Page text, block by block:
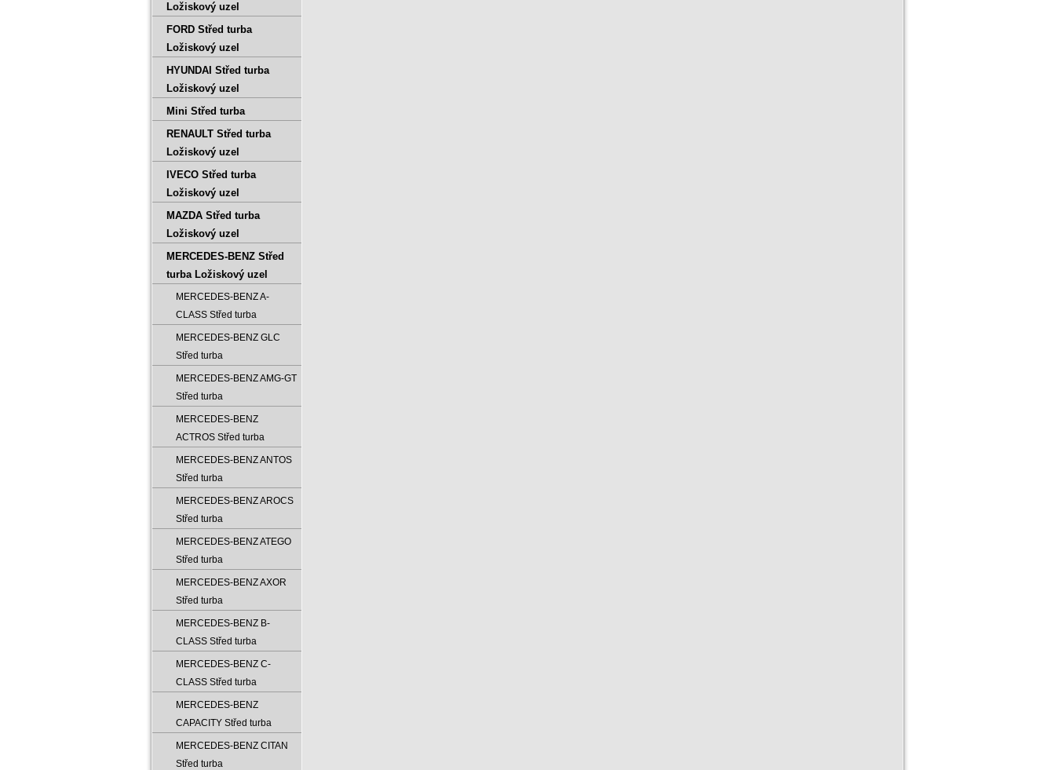
Ložiskový uzel
FORD Střed turba
Ložiskový uzel
HYUNDAI Střed turba
Ložiskový uzel
Mini Střed turba
RENAULT Střed turba
Ložiskový uzel
IVECO Střed turba
Ložiskový uzel
MAZDA Střed turba
Ložiskový uzel
MERCEDES-BENZ Střed
turba Ložiskový uzel
MERCEDES-BENZ A-
CLASS Střed turba
MERCEDES-BENZ GLC
Střed turba
MERCEDES-BENZ AMG-GT
Střed turba
MERCEDES-BENZ
ACTROS Střed turba
MERCEDES-BENZ ANTOS
Střed turba
MERCEDES-BENZ AROCS
Střed turba
MERCEDES-BENZ ATEGO
Střed turba
MERCEDES-BENZ AXOR
Střed turba
MERCEDES-BENZ B-
CLASS Střed turba
MERCEDES-BENZ C-
CLASS Střed turba
MERCEDES-BENZ
CAPACITY Střed turba
MERCEDES-BENZ CITAN
Střed turba